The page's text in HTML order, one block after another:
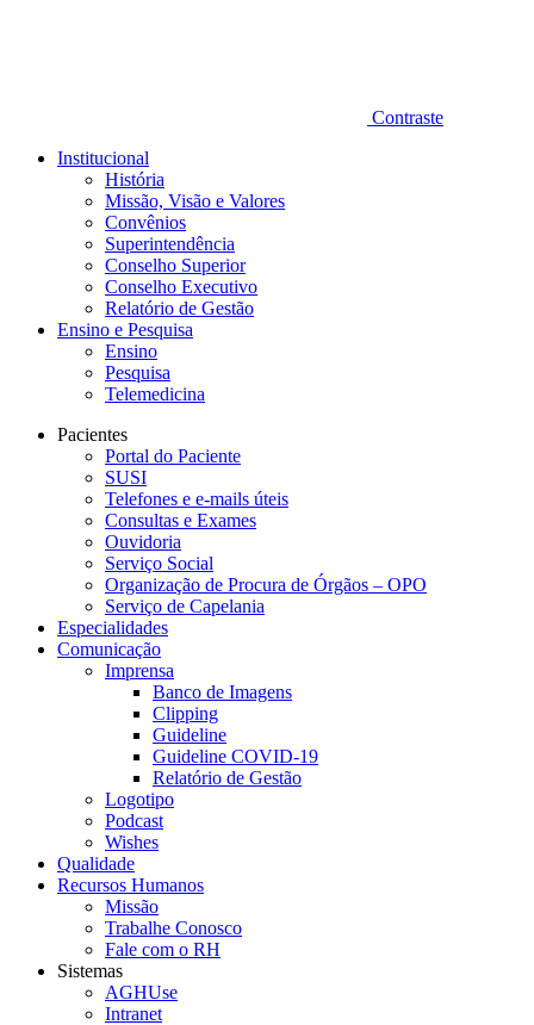
Contraste
Institucional
História
Missão, Visão e Valores
Convênios
Superintendência
Conselho Superior
Conselho Executivo
Relatório de Gestão
Ensino e Pesquisa
Ensino
Pesquisa
Telemedicina
Pacientes
Portal do Paciente
SUSI
Telefones e e-mails úteis
Consultas e Exames
Ouvidoria
Serviço Social
Organização de Procura de Órgãos – OPO
Serviço de Capelania
Especialidades
Comunicação
Imprensa
Banco de Imagens
Clipping
Guideline
Guideline COVID-19
Relatório de Gestão
Logotipo
Podcast
Wishes
Qualidade
Recursos Humanos
Missão
Trabalhe Conosco
Fale com o RH
Sistemas
AGHUse
Intranet